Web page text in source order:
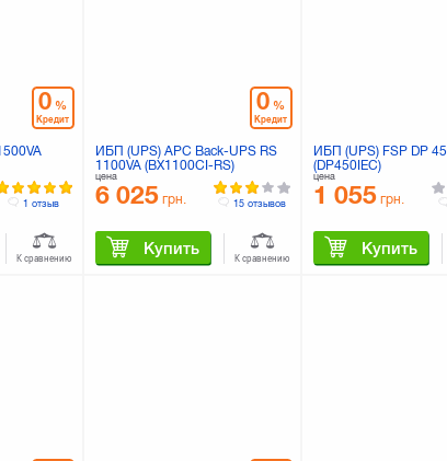
0 %
Кредит
1 отзыв
К сравнению
0 %
Кредит
ИБП (UPS) APC Back-UPS RS
1100VA (BX1100CI-RS)
цена
6 025 грн.
Купить
15 отзывов
К сравнению
ИБП (UPS) FSP DP
(DP450IEC)
цена
1 055 грн.
Купить